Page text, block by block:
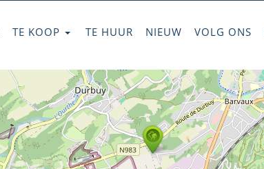
TE KOOP TE HUUR NIEUW VOLG ONS